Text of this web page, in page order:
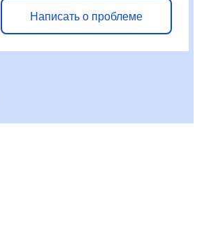
Написать о проблеме